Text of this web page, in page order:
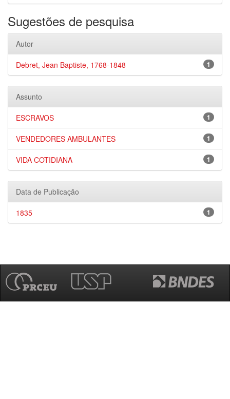
Sugestões de pesquisa
Autor
1
Debret, Jean Baptiste, 1768-1848
Assunto
1
ESCRAVOS
1
VENDEDORES AMBULANTES
1
VIDA COTIDIANA
Data de Publicação
1
1835